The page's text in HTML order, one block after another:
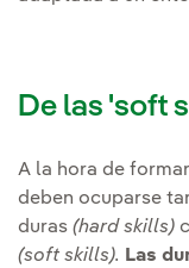
De las 'soft
A la hora de
deben ocuparse
duras (hard skills)
(soft skills). Las